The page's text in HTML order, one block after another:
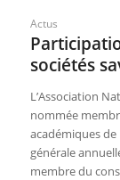
Actus
sociétés
L’Association
nommée
académiques
générale
membre du